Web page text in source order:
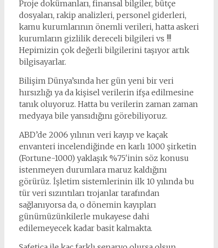
Proje dokümanları, finansal bilgiler, bütçe
dosyaları, rakip analizleri, personel giderleri,
kamu kurumlarının önemli verileri, hatta askeri
kurumların gizlilik dereceli bilgileri vs !!!
Hepimizin çok değerli bilgilerini taşıyor artık
bilgisayarlar.
Bilişim Dünya’sında her gün yeni bir veri
hırsızlığı ya da kişisel verilerin ifşa edilmesine
tanık oluyoruz. Hatta bu verilerin zaman zaman
medyaya bile yansıdığını görebiliyoruz.
ABD’de 2006 yılının veri kayıp ve kaçak
envanteri incelendiğinde en karlı 1000 şirketin
(Fortune-1000) yaklaşık %75′inin söz konusu
istenmeyen durumlara maruz kaldığını
görürüz. İşletim sistemlerinin ilk 10 yılında bu
tür veri sızıntıları trojanlar tarafından
sağlanıyorsa da, o dönemin kayıpları
günümüzünkilerle mukayese dahi
edilemeyecek kadar basit kalmakta.